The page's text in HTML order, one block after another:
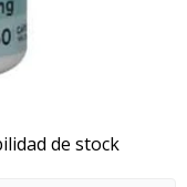
de stock